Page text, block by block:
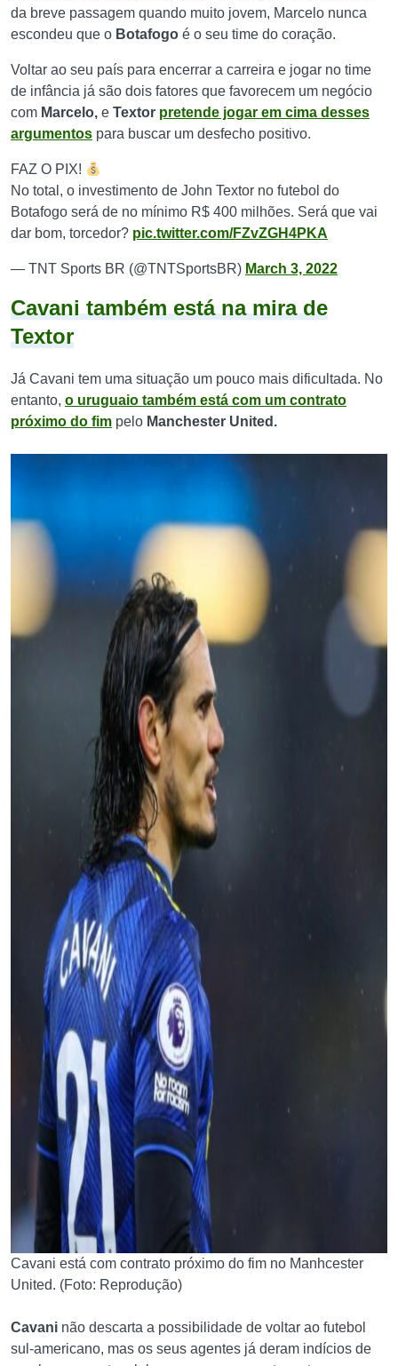
da breve passagem quando muito jovem, Marcelo nunca
escondeu que o Botafogo é o seu time do coração.
Voltar ao seu país para encerrar a carreira e jogar no time
de infância já são dois fatores que favorecem um negócio
com Marcelo, e Textor pretende jogar em cima desses
argumentos para buscar um desfecho positivo.
FAZ O PIX!
No total, o investimento de John Textor no futebol do
Botafogo será de no mínimo R$ 400 milhões. Será que vai
dar bom, torcedor? pic.twitter.com/FZvZGH4PKA
— TNT Sports BR (@TNTSportsBR) March 3, 2022
Cavani também está na mira de
Textor
Já Cavani tem uma situação um pouco mais dificultada. No
entanto, o uruguaio também está com um contrato
próximo do fim pelo Manchester United.
Cavani está com contrato próximo do fim no Manhcester
United. (Foto: Reprodução)
Cavani não descarta a possibilidade de voltar ao futebol
sul-americano, mas os seus agentes já deram indícios de